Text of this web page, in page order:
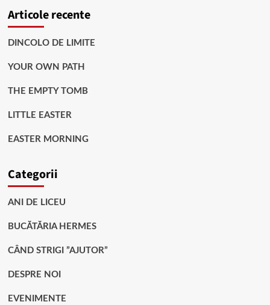
Articole recente
DINCOLO DE LIMITE
YOUR OWN PATH
THE EMPTY TOMB
LITTLE EASTER
EASTER MORNING
Categorii
ANI DE LICEU
BUCĂTĂRIA HERMES
CÂND STRIGI ”AJUTOR”
DESPRE NOI
EVENIMENTE